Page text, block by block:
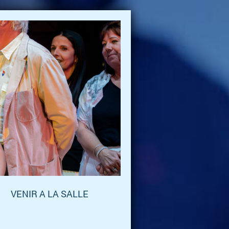
VENIR A LA SALLE